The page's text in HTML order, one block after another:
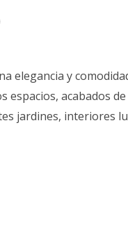
elegancia y
espacios, acabados
jardines, interiores